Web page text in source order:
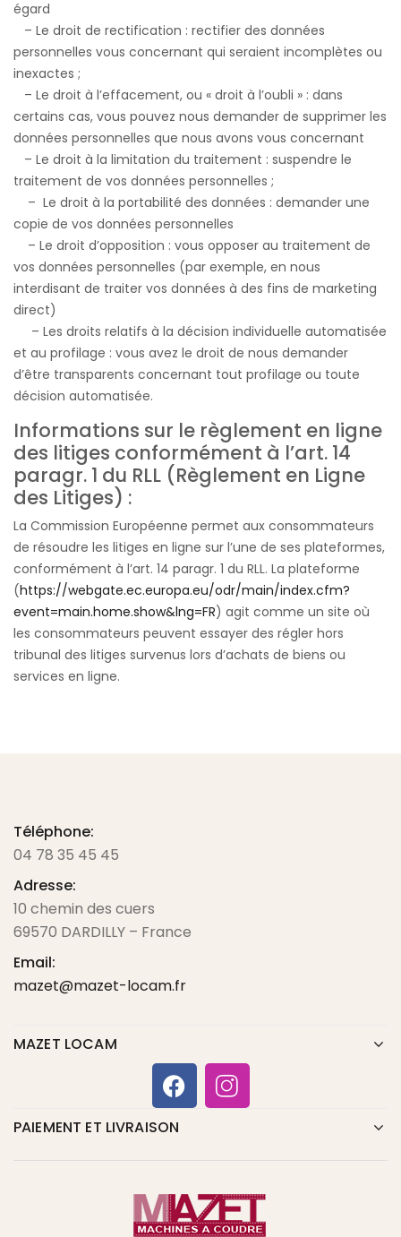
égard
– Le droit de rectification : rectifier des données
personnelles vous concernant qui seraient incomplètes ou
inexactes ;
– Le droit à l’effacement, ou « droit à l’oubli » : dans
certains cas, vous pouvez nous demander de supprimer les
données personnelles que nous avons vous concernant
– Le droit à la limitation du traitement : suspendre le
traitement de vos données personnelles ;
– Le droit à la portabilité des données : demander une
copie de vos données personnelles
– Le droit d’opposition : vous opposer au traitement de
vos données personnelles (par exemple, en nous
interdisant de traiter vos données à des fins de marketing
direct)
– Les droits relatifs à la décision individuelle automatisée
et au profilage : vous avez le droit de nous demander
d’être transparents concernant tout profilage ou toute
décision automatisée.
Informations sur le règlement en ligne
des litiges conformément à l’art. 14
paragr. 1 du RLL (Règlement en Ligne
des Litiges) :
La Commission Européenne permet aux consommateurs
de résoudre les litiges en ligne sur l’une de ses plateformes,
conformément à l’art. 14 paragr. 1 du RLL. La plateforme
(https://webgate.ec.europa.eu/odr/main/index.cfm?
event=main.home.show&lng=FR) agit comme un site où
les consommateurs peuvent essayer des régler hors
tribunal des litiges survenus lors d’achats de biens ou
services en ligne.
Téléphone:
04 78 35 45 45
Adresse:
10 chemin des cuers
69570 DARDILLY – France
Email:
mazet@mazet-locam.fr
MAZET LOCAM
PAIEMENT ET LIVRAISON